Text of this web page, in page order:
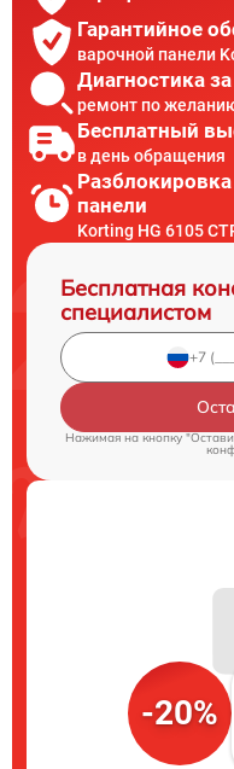
Гарантийное
варочной панели
Диагностика
ремонт по
Бесплатный
в день обращения
панели
Korting HG 6105
Бесплатная
специалистом
Нажимая на кнопку
-20%